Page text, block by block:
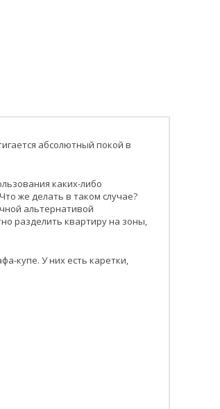
абсолютный покой в
каких-либо
же делать в таком случае?
альтернативой
разделить квартиру на зоны,
купе. У них есть каретки,